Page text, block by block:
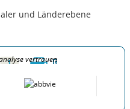
und Länderebene
vertrauen